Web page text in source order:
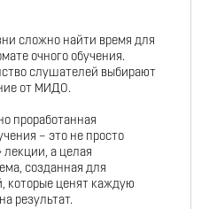
сложно найти время для
очного обучения.
слушателей выбирают
от МИДО.
проработанная
– это не просто
а целая
созданная для
которые ценят каждую
результат.